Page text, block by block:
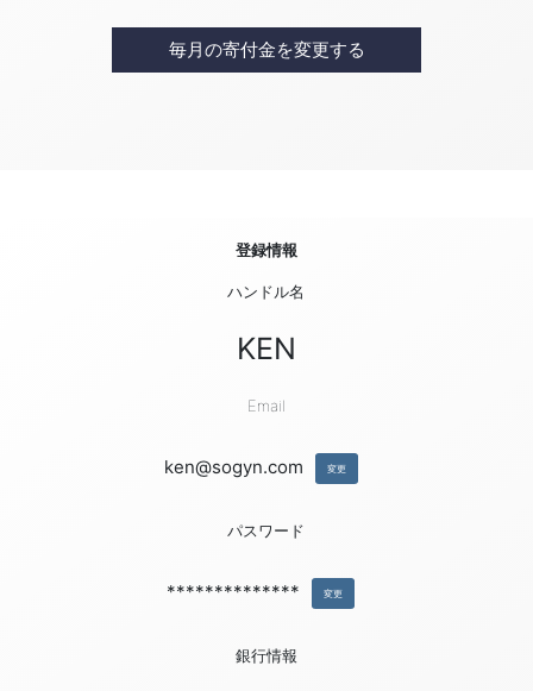
毎月の寄付金を変更する
登録情報
ハンドル名
KEN
Email
ken@sogyn.com 変更
パスワード
************** 変更
銀行情報